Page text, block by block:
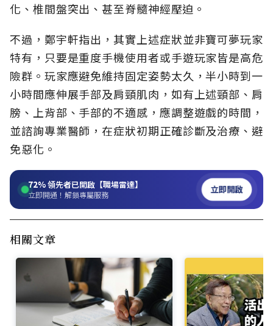
化、椎間盤突出、甚至脊髓神經壓迫。
不過，鄭宇軒指出，其實上述症狀並非寶可夢玩家
特有，只要是重度手機使用者或手遊玩家皆是高危
險群。玩家應避免維持固定姿勢太久，半小時到一
小時間應伸展手部及肩頸肌肉，如有上述頸部、肩
膀、上背部、手部的不適感，應調整遊戲的時間，
並諮詢專業醫師，在症狀初期正確診斷及治療、避
免惡化。
72%領先者已開啟【職場雷達】
立即開通！解鎖專屬服務 立即開啟
相關文章